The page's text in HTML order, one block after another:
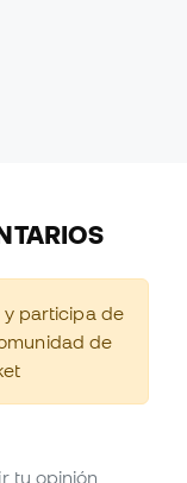
y participa de
de
tu opinión